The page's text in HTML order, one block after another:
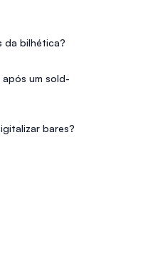
da bilhética?
um sold-
bares?